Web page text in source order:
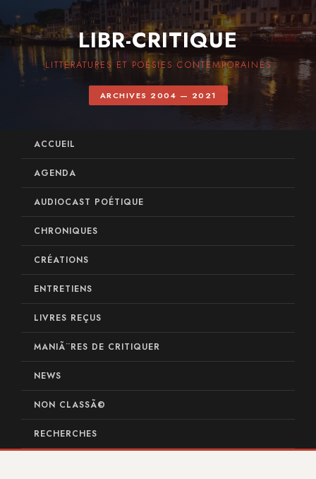
LIBR-CRITIQUE
LITTÉRATURES ET POÉSIES CONTEMPORAINES
ARCHIVES 2004 — 2021
ACCUEIL
AGENDA
AUDIOCAST POÉTIQUE
CHRONIQUES
CRÉATIONS
ENTRETIENS
LIVRES REÇUS
MANIÃ¨RES DE CRITIQUER
NEWS
NON CLASSÃ©
RECHERCHES